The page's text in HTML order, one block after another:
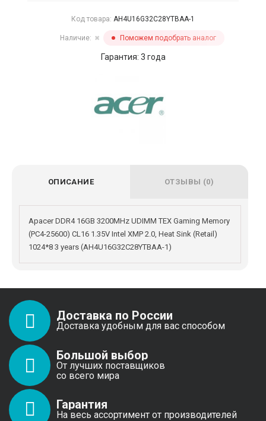
ОПИСАНИЕ ОТЗЫВЫ (0)
Apacer DDR4 16GB 3200MHz UDIMM TEX Gaming Memory
(PC4-25600) CL16 1.35V Intel XMP 2.0, Heat Sink (Retail)
1024*8 3 years (AH4U16G32C28YTBAA-1)
Код товара: AH4U16G32C28YTBAA-1
Наличие: ✖ Поможем подобрать аналог
Гарантия: 3 года
Доставка по России
Доставка удобным для вас способом
Большой выбор
От лучших поставщиков
со всего мира
Гарантия
На весь ассортимент от производителей